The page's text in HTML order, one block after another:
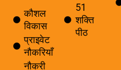
कौशल
विकास
प्राइवेट
नौकरियाँ
नौकरी
51
शक्ति
पीठ